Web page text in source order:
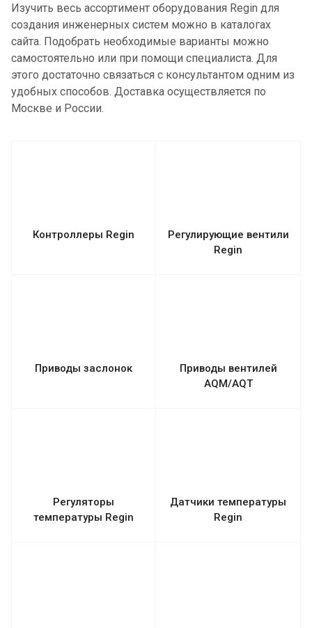
Изучить весь ассортимент оборудования Regin для
создания инженерных систем можно в каталогах
сайта. Подобрать необходимые варианты можно
самостоятельно или при помощи специалиста. Для
этого достаточно связаться с консультантом одним из
удобных способов. Доставка осуществляется по
Москве и России.
Контроллеры Regin
Регулирующие вентили
Regin
Приводы заслонок
Приводы вентилей
AQM/AQT
Регуляторы
температуры Regin
Датчики температуры
Regin